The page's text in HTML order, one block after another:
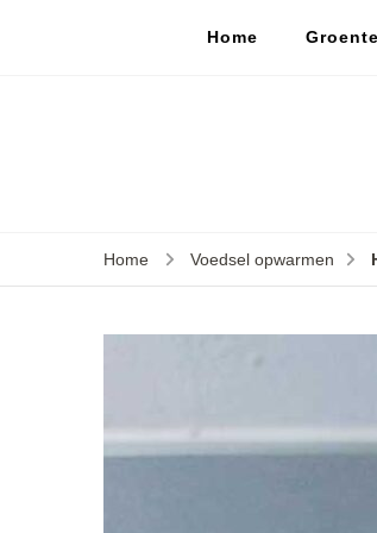
Home
Home Voedsel opwarmen